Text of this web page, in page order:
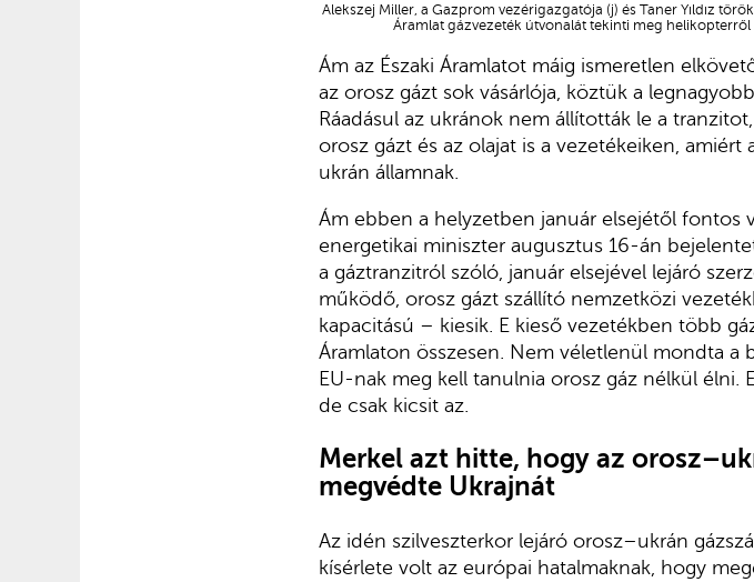
Alekszej Miller, a Gazprom vezérigazgatója (j) és Taner Yıldız
Áramlat gázvezeték útvonalát tekinti meg
Ám az Északi Áramlatot máig ismeretlen
az orosz gázt sok vásárlója, köztük a
Ráadásul az ukránok nem állították le a
orosz gázt és az olajat is a vezetékeiken,
ukrán államnak.
Ám ebben a helyzetben január elsejétől fontos
energetikai miniszter augusztus 16-án
a gáztranzitról szóló, január elsejével lejáró
működő, orosz gázt szállító nemzetközi
kapacitású – kiesik. E kieső vezetékben több
Áramlaton összesen. Nem véletlenül mondta
EU-nak meg kell tanulnia orosz gáz nélkül
de csak kicsit az.
Merkel azt hitte, hogy az
megvédte Ukrajnát
Az idén szilveszterkor lejáró orosz–ukrán
kísérlete volt az európai hatalmaknak, hogy